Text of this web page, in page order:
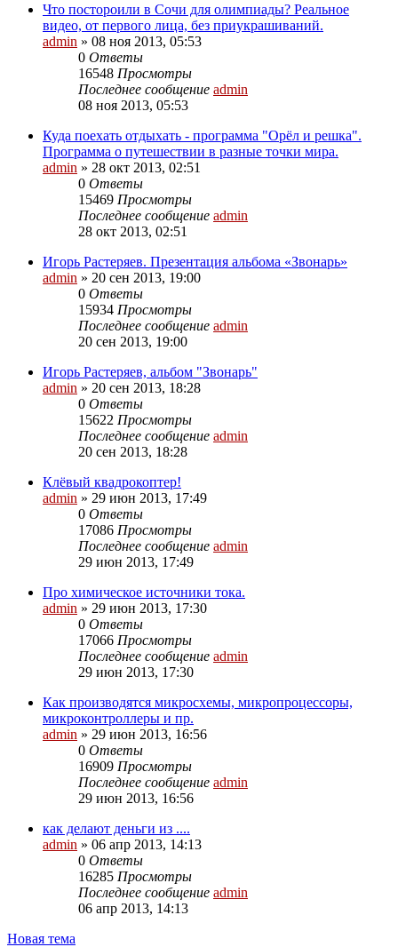
Что постороили в Сочи для олимпиады? Реальное
видео, от первого лица, без приукрашиваний.
admin » 08 ноя 2013, 05:53
0 Ответы
16548 Просмотры
Последнее сообщение admin
08 ноя 2013, 05:53
Куда поехать отдыхать - программа "Орёл и решка".
Программа о путешествии в разные точки мира.
admin » 28 окт 2013, 02:51
0 Ответы
15469 Просмотры
Последнее сообщение admin
28 окт 2013, 02:51
Игорь Растеряев. Презентация альбома «Звонарь»
admin » 20 сен 2013, 19:00
0 Ответы
15934 Просмотры
Последнее сообщение admin
20 сен 2013, 19:00
Игорь Растеряев, альбом "Звонарь"
admin » 20 сен 2013, 18:28
0 Ответы
15622 Просмотры
Последнее сообщение admin
20 сен 2013, 18:28
Клёвый квадрокоптер!
admin » 29 июн 2013, 17:49
0 Ответы
17086 Просмотры
Последнее сообщение admin
29 июн 2013, 17:49
Про химическое источники тока.
admin » 29 июн 2013, 17:30
0 Ответы
17066 Просмотры
Последнее сообщение admin
29 июн 2013, 17:30
Как производятся микросхемы, микропроцессоры,
микроконтроллеры и пр.
admin » 29 июн 2013, 16:56
0 Ответы
16909 Просмотры
Последнее сообщение admin
29 июн 2013, 16:56
как делают деньги из ....
admin » 06 апр 2013, 14:13
0 Ответы
16285 Просмотры
Последнее сообщение admin
06 апр 2013, 14:13
Новая тема